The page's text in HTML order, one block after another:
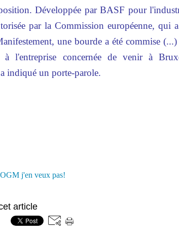
Développée par BASF pour
par la Commission européenne, qui
une bourde a été commise
à l'entreprise concernée de venir à
indiqué un porte-parole.
OGM j'en veux pas!
article